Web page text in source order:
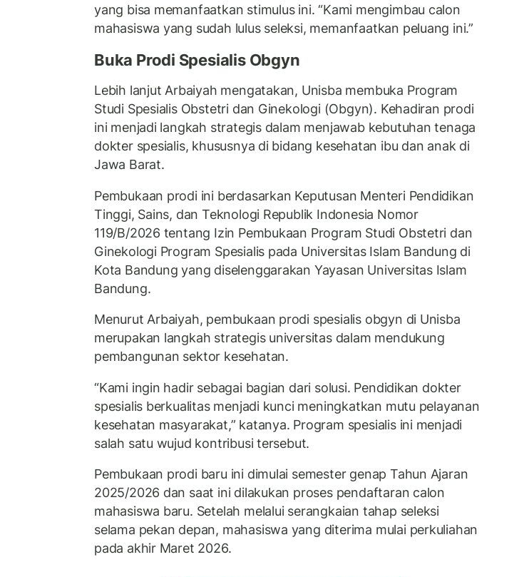
yang bisa memanfaatkan stimulus ini. “Kami mengimbau calon
mahasiswa yang sudah lulus seleksi, memanfaatkan peluang ini.”
Buka Prodi Spesialis Obgyn
Lebih lanjut Arbaiyah mengatakan, Unisba membuka Program
Studi Spesialis Obstetri dan Ginekologi (Obgyn). Kehadiran prodi
ini menjadi langkah strategis dalam menjawab kebutuhan tenaga
dokter spesialis, khususnya di bidang kesehatan ibu dan anak di
Jawa Barat.
Pembukaan prodi ini berdasarkan Keputusan Menteri Pendidikan
Tinggi, Sains, dan Teknologi Republik Indonesia Nomor
119/B/2026 tentang Izin Pembukaan Program Studi Obstetri dan
Ginekologi Program Spesialis pada Universitas Islam Bandung di
Kota Bandung yang diselenggarakan Yayasan Universitas Islam
Bandung.
Menurut Arbaiyah, pembukaan prodi spesialis obgyn di Unisba
merupakan langkah strategis universitas dalam mendukung
pembangunan sektor kesehatan.
“Kami ingin hadir sebagai bagian dari solusi. Pendidikan dokter
spesialis berkualitas menjadi kunci meningkatkan mutu pelayanan
kesehatan masyarakat,” katanya. Program spesialis ini menjadi
salah satu wujud kontribusi tersebut.
Pembukaan prodi baru ini dimulai semester genap Tahun Ajaran
2025/2026 dan saat ini dilakukan proses pendaftaran calon
mahasiswa baru. Setelah melalui serangkaian tahap seleksi
selama pekan depan, mahasiswa yang diterima mulai perkuliahan
pada akhir Maret 2026.